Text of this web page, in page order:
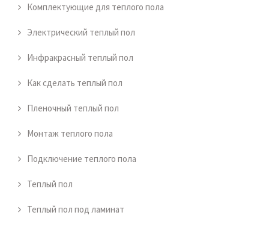
Комплектующие для теплого пола
Электрический теплый пол
Инфракрасный теплый пол
Как сделать теплый пол
Пленочный теплый пол
Монтаж теплого пола
Подключение теплого пола
Теплый пол
Теплый пол под ламинат